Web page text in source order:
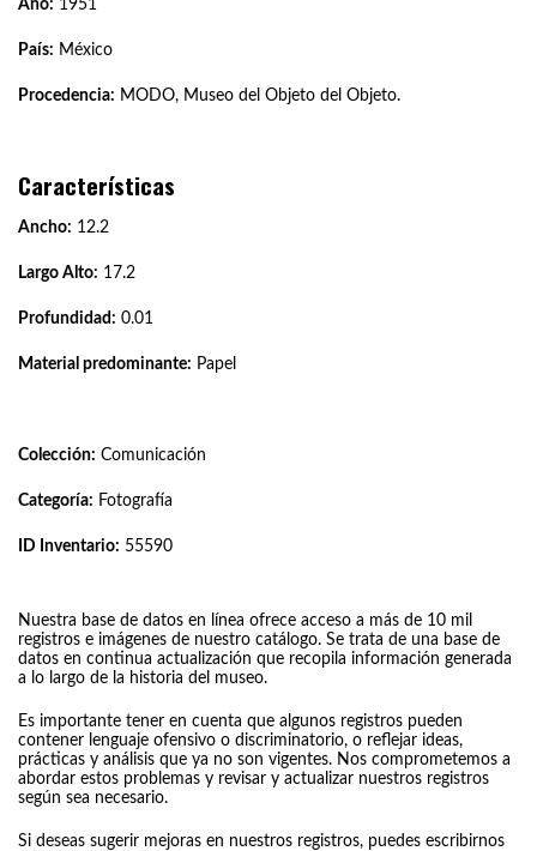
Año: 1951
País: México
Procedencia: MODO, Museo del Objeto del Objeto.
Características
Ancho: 12.2
Largo Alto: 17.2
Profundidad: 0.01
Material predominante: Papel
Colección: Comunicación
Categoría: Fotografía
ID Inventario: 55590
Nuestra base de datos en línea ofrece acceso a más de 10 mil
registros e imágenes de nuestro catálogo. Se trata de una base de
datos en continua actualización que recopila información generada
a lo largo de la historia del museo.
Es importante tener en cuenta que algunos registros pueden
contener lenguaje ofensivo o discriminatorio, o reflejar ideas,
prácticas y análisis que ya no son vigentes. Nos comprometemos a
abordar estos problemas y revisar y actualizar nuestros registros
según sea necesario.
Si deseas sugerir mejoras en nuestros registros, puedes escribirnos